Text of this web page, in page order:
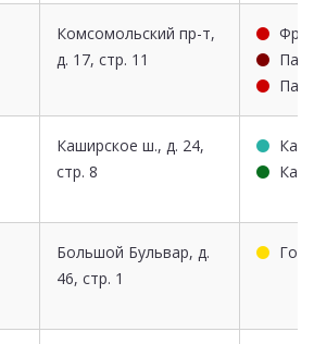
Комсомольский пр-т,
д. 17, стр. 11
Каширское ш., д. 24,
стр. 8
Большой Бульвар, д.
46, стр. 1